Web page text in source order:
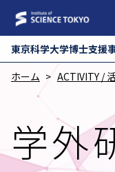
東京科学⼤学博⼠⽀援
ホーム
ACTIVITY /
学外